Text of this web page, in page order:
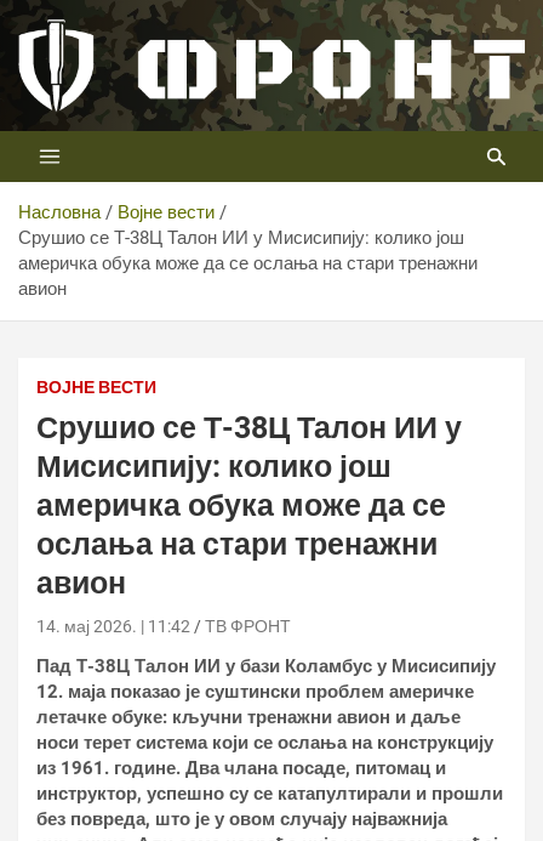
Скип
цонтент
Телевизија ФРОНТ
Први војни канал у Србији
Насловна
Војне вести
Срушио се Т-38Ц Талон ИИ у Мисисипију: колико још
америчка обука може да се ослања на стари тренажни
авион
Пад Т-38Ц Талон ИИ у Мисисипију отворио старо
ВОЈНЕ ВЕСТИ
Срушио се Т-38Ц Талон ИИ у
Мисисипију: колико још
америчка обука може да се
ослања на стари тренажни
авион
14. мај 2026. | 11:42 ТВ ФРОНТ
Пад Т-38Ц Талон ИИ у бази Коламбус у Мисисипију
12. маја показао је суштински проблем америчке
летачке обуке: кључни тренажни авион и даље
носи терет система који се ослања на конструкцију
из 1961. године. Два члана посаде, питомац и
инструктор, успешно су се катапултирали и прошли
без повреда, што је у овом случају најважнија